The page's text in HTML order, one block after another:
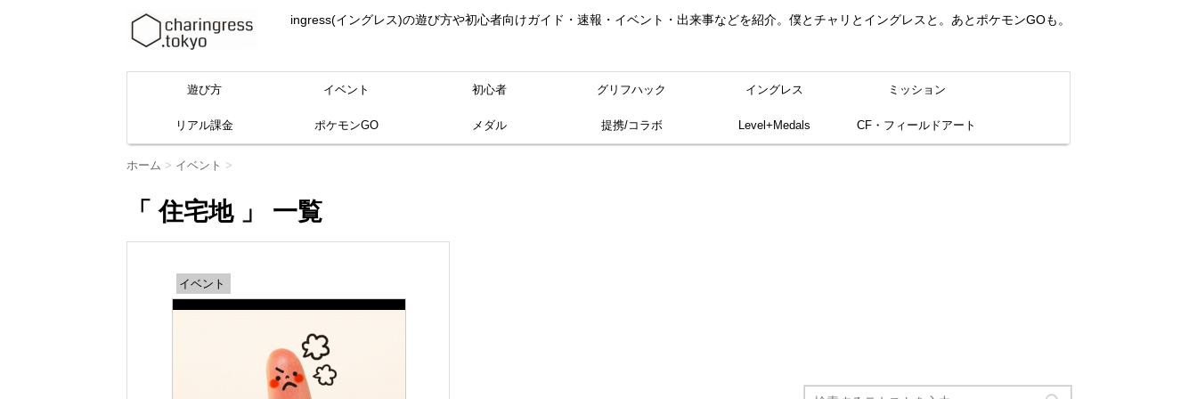
ingress(イングレス)の遊び方や初心者向けガイド・速報・イベント・出来事などを紹介。僕とチャリとイングレスと。あとポケモンGOも。
遊び方 イベント 初心者 グリフハック イングレス ミッション
リアル課金 ポケモンGO メダル 提携/コラボ Level+Medals CF・フィールドアート
ホーム > イベント >
「 住宅地 」 一覧
イベント